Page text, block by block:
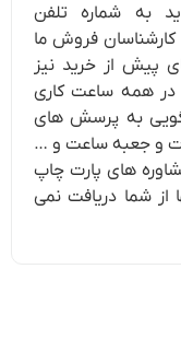
به شماره تلفن
کارشناسان فروش ما
پیش از خرید نیز
همه ساعت کاری
به پرسش های
و جعبه ساعت و …
های پارت چاپ
از شما دریافت نمی